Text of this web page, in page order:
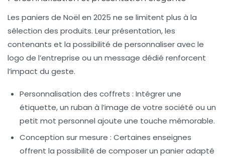
Les paniers de Noël en 2025 ne se limitent plus à la
sélection des produits. Leur présentation, les
contenants et la possibilité de personnaliser avec le
logo de l’entreprise ou un message dédié renforcent
l’impact du geste.
Personnalisation des coffrets : Intégrer une
étiquette, un ruban à l’image de votre société ou un
petit mot personnel ajoute une touche mémorable.
Conception sur mesure : Certaines enseignes
offrent la possibilité de composer un panier adapté